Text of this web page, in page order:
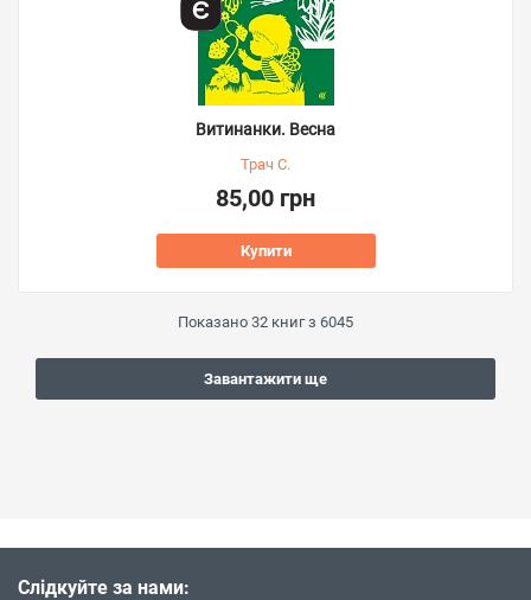
Витинанки. Весна
Трач С.
85,00 грн
Купити
Показано 32 книг з 6045
Завантажити ще
Слідкуйте за нами: